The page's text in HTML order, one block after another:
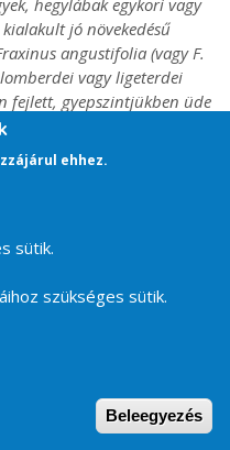
hegylábak egykori vagy
jó növekedésű
angustifolia (vagy F.
vagy ligeterdei
fejlett, gyepszintjükben üde
uralkodnak. Az
50% (amennyiben
erdei, amelyek
robur és a
az élőhely egyértelműen
uralta üde, többnyire
(a gyertyánt részben
ehhez.
sütik.
szükséges sütik.
Beleegyezés